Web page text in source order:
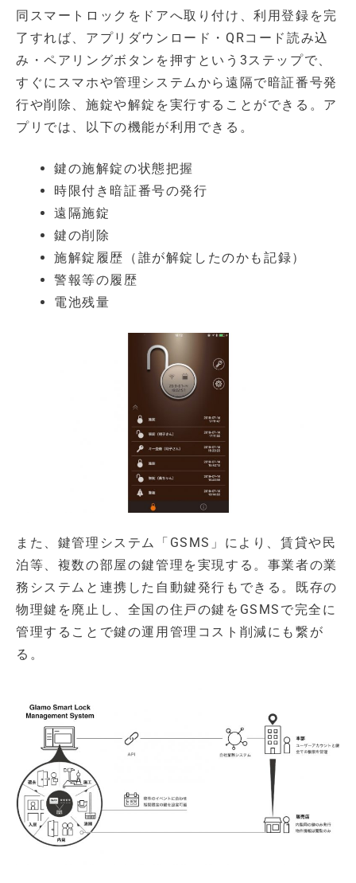
同スマートロックをドアへ取り付け、利用登録を完
了すれば、アプリダウンロード・QRコード読み込
み・ペアリングボタンを押すという3ステップで、
すぐにスマホや管理システムから遠隔で暗証番号発
行や削除、施錠や解錠を実行することができる。ア
プリでは、以下の機能が利用できる。
鍵の施解錠の状態把握
時限付き暗証番号の発行
遠隔施錠
鍵の削除
施解錠履歴（誰が解錠したのかも記録）
警報等の履歴
電池残量
また、鍵管理システム「GSMS」により、賃貸や民
泊等、複数の部屋の鍵管理を実現する。事業者の業
務システムと連携した自動鍵発行もできる。既存の
物理鍵を廃止し、全国の住戸の鍵をGSMSで完全に
管理することで鍵の運用管理コスト削減にも繋が
る。